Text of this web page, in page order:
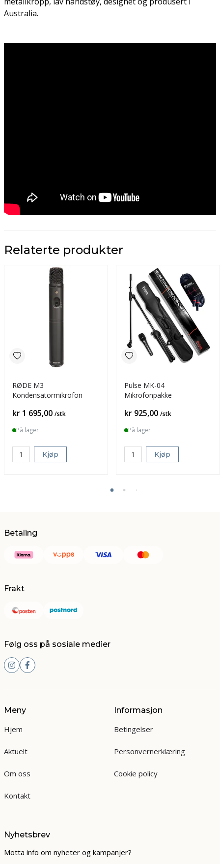
Australia.
Relaterte produkter
RØDE M3
Kondensatormikrofon
Pris
kr 1 695,00 /stk
På lager
Kjøp
Pulse MK-04
Mikrofonpakke
Pris
kr 925,00 /stk
På lager
Kjøp
Betaling
Frakt
Følg oss på sosiale medier
Meny
Hjem
Aktuelt
Om oss
Kontakt
Informasjon
Betingelser
Personvernerklæring
Cookie policy
Nyhetsbrev
Motta info om nyheter og kampanjer?